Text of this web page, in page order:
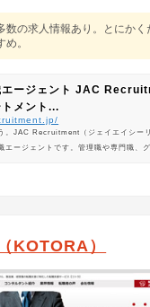
数の求人情報あり。とにかく
。
エージェント JAC
メント...
。JAC Recruitment（ジェイエイシー
エージェントです。管理職や専門職、
KOTORA）